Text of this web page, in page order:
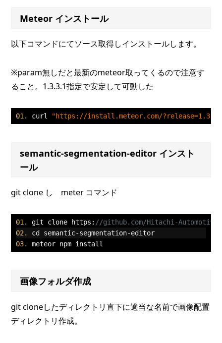
Meteor インストール
以下コマンドにてソース取得しインストールします。
※param無しだと最新のmeteor取ってくるので注意す
ること。1.3.3.1指定で安定して可動した
curl "https://install.meteor.com/
semantic-segmentation-editor インスト
ール
git clone し meter コマンド
git clone https : //github.com/Hitachi-
cd semantic-segmentation-editor
meteor npm install
画像フォルダ作成
git cloneしたディレクトリ直下に適当な名前で画像配置
ディレクトリ作成。